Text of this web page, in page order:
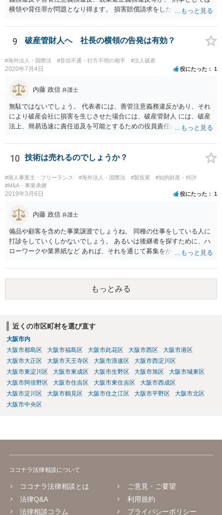
横領や背任罪が問題となり得ます。 損害賠償請求をしたいのか、刑事
等、ご希望によって進め方や必要な証拠が変わってきますので、速や
かにお近くの法律事務所に直接ご相談いただくことをおすすめいたし
9 破産管財人へ 社長の横領の告発は有効？
#海外法人・国際法 #音信不通・行方不明の相手 #法人破産
2020年7月4日 役にたった 1
内藤 政信 弁護士
無駄ではないでしょう。 代表者には、善管注意義務違反があり、それ
により破産会社に損害を生じさせた場合には、破産管財人 には、破産
法上、簡易迅速に責任追及を可能とするための役員責任の査定申立て
10 技術は売れるのでしょうか？
#個人事業主・フリーランス #海外法人・国際法 #製造業
#知的財産・特許
#M&A・事業承継
2019年3月6日 役にたった 1
内藤 政信 弁護士
備品や顧客を含めた事業譲渡でしょうね。 同種の仕事をしている人に
打診をしていくしかないでしょう。 あるいは後継者を探すために、ハ
ローワークや業界紙など あれば、それを通じて募集をかけてみるか。
もっとみる
近くの市区町村を選び直す
大阪市内
大阪市都島区
大阪市福島区 大阪市此花区 大阪市西区
大阪市港区
大阪市大正区
大阪市天王寺区 大阪市浪速区
大阪市西淀川区
大阪市東淀川区
大阪市東成区 大阪市生野区 大阪市旭区
大阪市城東区
大阪市阿倍野区
大阪市住吉区 大阪市東住吉区
大阪市西成区
大阪市淀川区
大阪市鶴見区 大阪市住之江区 大阪市平野区
大阪市北区
大阪市中央区
ココナラ法律相談について
ココナラ法律相談とは
法律Q&A
法律相談コラム
ご意見・ご要望
利用規約
プライバシーポリシー